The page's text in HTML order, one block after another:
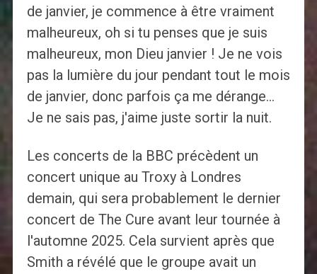
de janvier, je commence à être vraiment
malheureux, oh si tu penses que je suis
malheureux, mon Dieu janvier ! Je ne vois
pas la lumière du jour pendant tout le mois
de janvier, donc parfois ça me dérange…
Je ne sais pas, j'aime juste sortir la nuit.
Les concerts de la BBC précèdent un
concert unique au Troxy à Londres
demain, qui sera probablement le dernier
concert de The Cure avant leur tournée à
l'automne 2025. Cela survient après que
Smith a révélé que le groupe avait un